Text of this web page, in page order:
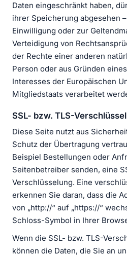
Daten eingeschränkt haben,
ihrer Speicherung abgesehen
Einwilligung oder zur
Verteidigung von
der Rechte einer anderen
Person oder aus Gründen
Interesses der Europäischen
Mitgliedstaats verarbeitet
SSL- bzw. TLS-
Diese Seite nutzt aus
Schutz der Übertragung
Beispiel Bestellungen oder
Seitenbetreiber senden, eine
Verschlüsselung. Eine
erkennen Sie daran, dass die
von „http://“ auf „https://“
Schloss-Symbol in Ihrer
Wenn die SSL- bzw. TLS-
können die Daten, die Sie an